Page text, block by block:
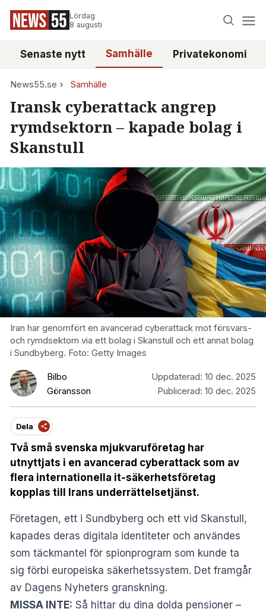
Lördag
8 augusti
Senaste nytt Samhälle Privatekonomi
News55.se Samhälle
Iransk cyberattack angrep
rymdsektorn – kapade bolag i
Skanstull
Iran har genomfört en avancerad cyberattack mot försvars-
och rymdsektorn via ett bolag i Skanstull och ett annat bolag
i Sundbyberg. Foto: Getty Images
Bilbo
Göransson
Uppdaterad: 10 dec. 2025
Publicerad: 10 dec. 2025
Dela
Två små svenska mjukvaruföretag har
utnyttjats i en avancerad cyberattack som av
flera internationella it-säkerhetsföretag
kopplas till Irans underrättelsetjänst.
Företagen, ett i Sundbyberg och ett vid Skanstull,
kapades deras digitala identiteter och användes
som täckmantel för spionprogram som kunde ta
sig förbi europeiska säkerhetssystem. Det framgår
av Dagens Nyheters granskning.
MISSA INTE: Så hittar du dina dolda pensioner –